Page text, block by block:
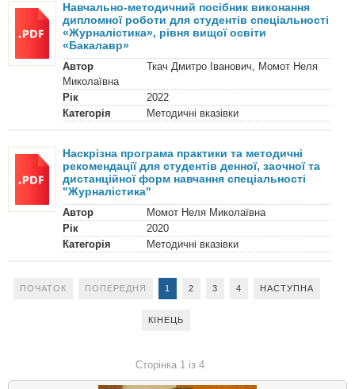
Навчально-методичний посібник виконання
дипломної роботи для студентів спеціальності
«Журналістика», рівня вищої освіти
«Бакалавр»
Автор
Ткач Дмитро Іванович, Момот Неля
Миколаївна
Рік
2022
Категорія
Методичні вказівки
Наскрізна програма практики та методичні
рекомендації для студентів денної, заочної та
дистанційної форм навчання спеціальності
"Журналістика"
Автор
Момот Неля Миколаївна
Рік
2020
Категорія
Методичні вказівки
ПОЧАТОК ПОПЕРЕДНЯ 1 2 3 4 НАСТУПНА
КІНЕЦЬ
Сторінка 1 із 4